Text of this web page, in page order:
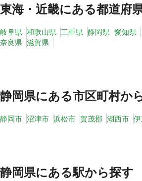
東海・近畿にある都道府
岐阜県 和歌山県 三重県 静岡県 愛知県
奈良県 滋賀県
静岡県にある市区町村か
静岡市 沼津市 浜松市 賀茂郡 湖西市
静岡県にある駅から探す